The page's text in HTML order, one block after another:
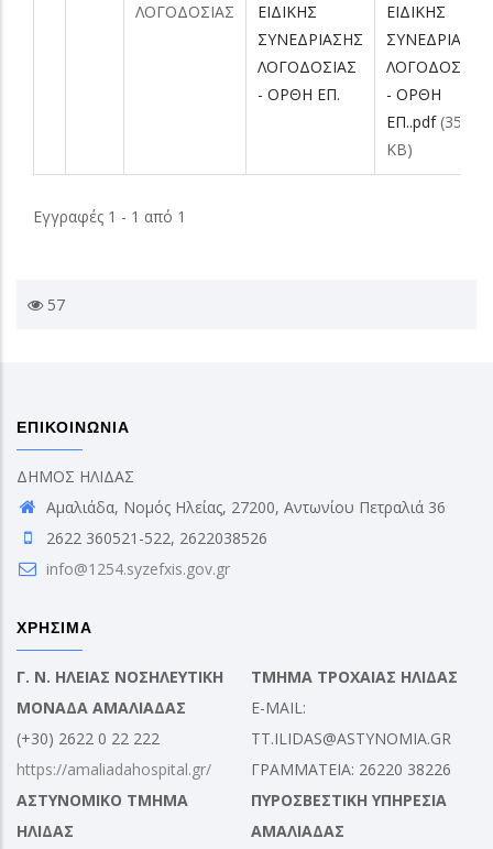
ΛΟΓΟΔΟΣΙΑΣ
ΕΙΔΙΚΗΣ
ΣΥΝΕΔΡΙΑΣΗΣ
ΛΟΓΟΔΟΣΙΑΣ
- ΟΡΘΗ ΕΠ.
ΕΙΔΙΚΗΣ
ΣΥΝΕΔΡΙΑΣΗΣ
ΛΟΓΟΔΟΣΙΑΣ
- ΟΡΘΗ
ΕΠ..pdf (357.73
KB)
Εγγραφές 1 - 1 από 1
57
ΕΠΙΚΟΙΝΩΝΙΑ
ΔΗΜΟΣ ΗΛΙΔΑΣ
Αμαλιάδα, Νομός Ηλείας, 27200, Αντωνίου Πετραλιά 36
2622 360521-522, 2622038526
info@1254.syzefxis.gov.gr
ΧΡΗΣΙΜΑ
Γ. Ν. ΗΛΕΙΑΣ ΝΟΣΗΛΕΥΤΙΚΗ
ΜΟΝΑΔΑ ΑΜΑΛΙΑΔΑΣ
(+30) 2622 0 22 222
https://amaliadahospital.gr/
ΑΣΤΥΝΟΜΙΚΟ ΤΜΗΜΑ
ΗΛΙΔΑΣ
ΤΜΗΜΑ ΤΡΟΧΑΙΑΣ ΗΛΙΔΑΣ
E-MAIL:
TT.ILIDAS@ASTYNOMIA.GR
ΓΡΑΜΜΑΤΕΙΑ: 26220 38226
ΠΥΡΟΣΒΕΣΤΙΚΗ ΥΠΗΡΕΣΙΑ
ΑΜΑΛΙΑΔΑΣ